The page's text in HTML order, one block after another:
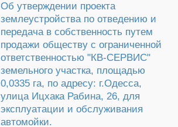
Об утверждении проекта
землеустройства по отведению и
передача в собственность путем
продажи обществу с ограниченной
ответственностью "КВ-СЕРВИС"
земельного участка, площадью
0,0335 га, по адресу: г.Одесса,
улица Ицхака Рабина, 26, для
эксплуатации и обслуживания
автомойки.